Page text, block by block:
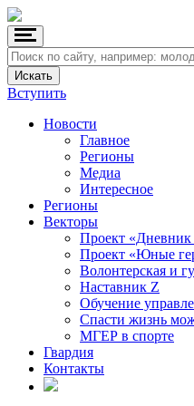
Вступить
Новости
Главное
Регионы
Медиа
Интересное
Регионы
Векторы
Проект «Дневник
Проект «Юные
Волонтерская и
Наставник Z
Обучение
Спасти жизнь
МГЕР в спорте
Гвардия
Контакты